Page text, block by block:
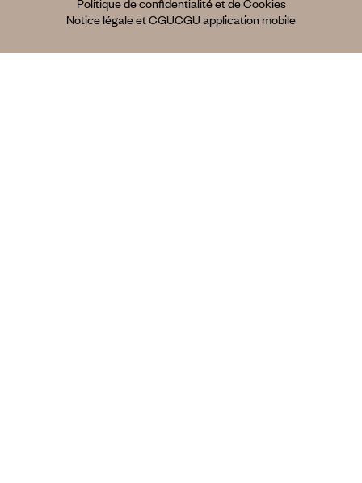
Politique de confidentialité et de Cookies
Notice légale et CGUCGU application mobile